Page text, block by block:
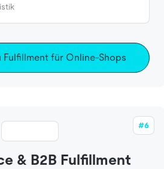
Fulfillment für Online-Shops
#6
& B2B Fulfillment